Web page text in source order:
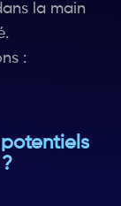
la main
: